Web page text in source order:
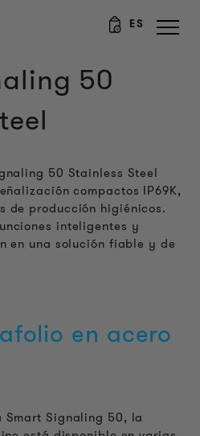
ES
50
50 Stainless Steel
compactos IP69K,
de producción higiénicos.
inteligentes y
en una solución fiable y de
en acero
Signaling 50, la